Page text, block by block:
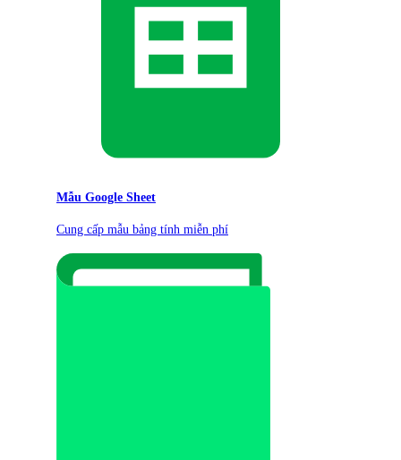
Mẫu Google Sheet
Cung cấp mẫu bảng tính miễn phí